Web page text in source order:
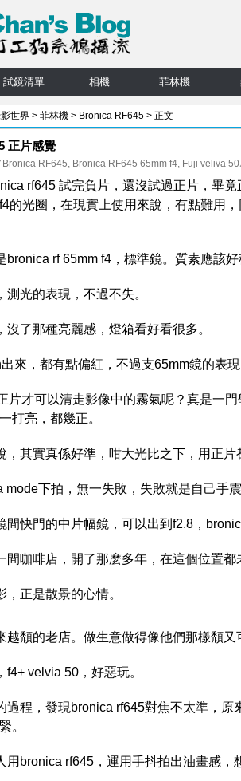
試鏡清單 相機 菲林機
世界 > 菲林機 > Bronica RF645 > 正文
正片感覺
Bronica RF645, Bronica RF645 65mm f4, Fuji veliva 50
rf645 試完負片，還沒試過正片，畢
的光圈，在現實上使用來說，有點難用
bronica rf 65mm f4，標準鏡。質素應該好
測光的表現，不過不失。
沒了那種亮麗感，燈箱看好看很多。
來，都有點偏紅，不過支65mm鏡的表現
片才可以清走影像中的霧氣呢？真是一
打亮，都幾正。
，其實真係好準，咁大光比之下，用正片
mode下拍，無一失敗，失敗就是自己手
間快門的中片幅鏡，可以出到f2.8，
間咖啡店，開了那麽多年，在這個位置都
，正是散景的心情。
越頹的老店。做生意做得像他們那樣頹又
f4+ velvia 50，好惡玩。
過程，發現bronica rf645對焦不太準，原
。
用bronica rf645，運用手抖拍出油畫感，